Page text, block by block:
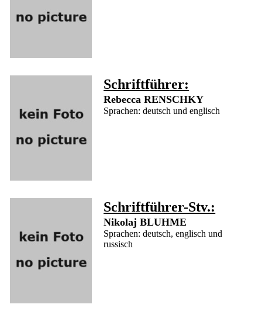
Schriftführer:
Rebecca RENSCHKY
Sprachen: deutsch und englisch
Schriftführer-Stv.:
Nikolaj BLUHME
Sprachen: deutsch, englisch und
russisch